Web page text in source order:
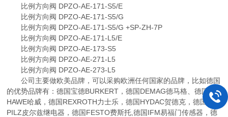
比例方向阀 DPZO-AE-171-S5/E
比例方向阀 DPZO-AE-171-S5/G
比例方向阀 DPZO-AE-171-S5/G +SP-ZH-7P
比例方向阀 DPZO-AE-171-L5/E
比例方向阀 DPZO-AE-173-S5
比例方向阀 DPZO-AE-271-L5
比例方向阀 DPZO-AE-273-L5
公司主要做欧美品牌，可以采购欧洲任何国家的品牌，比如德国
的优势品牌有：德国宝德BURKERT，德国DEMAG德马格、德国
HAWE哈威，德国REXROTH力士乐，德国HYDAC贺德克，德国
PILZ皮尔兹继电器，德国FESTO费斯托,德国IFM易福门传感器，德